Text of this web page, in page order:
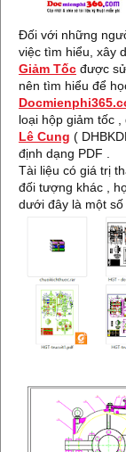
Đối với những
việc tìm hiểu, xây
Giảm Tốc được
nên tìm hiểu để
loại hộp giảm tốc
Lê Cung (
định dạng PDF .
Tài liệu có giá trị
đối tượng khác ,
dưới đây là một số